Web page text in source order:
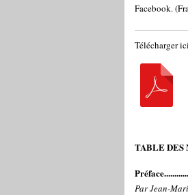
Facebook.
Télécharger
TABLE DES
Par Jean-